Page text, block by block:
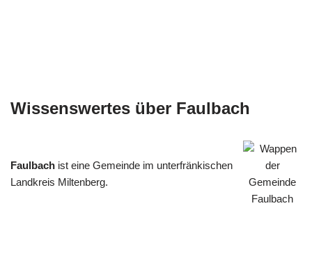
Wissenswertes über Faulbach
Faulbach ist eine Gemeinde im unterfränkischen
Landkreis Miltenberg.